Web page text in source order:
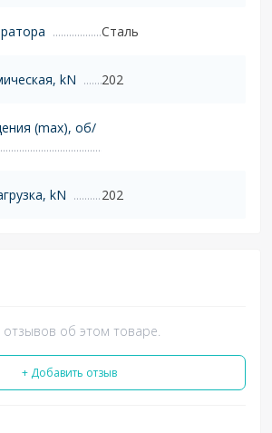
Сталь
kN 202
(max), об/
kN 202
отзывов об этом товаре.
+ Добавить отзыв